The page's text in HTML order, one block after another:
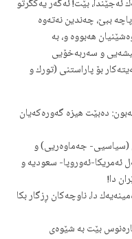
ئه‌جێندا، بێت! ئه‌گه‌ر یه‌كگرتو
ببێ، چه‌ندین نه‌ته‌وه‌
هه‌بووه‌ و، به‌
و سه‌ربه‌خۆیی
بۆ پاراستنی (تورك و
ده‌بێت هیزه‌ گه‌وره‌كه‌یان
(سیاسیی- جه‌ماوه‌ریی) و
ئه‌مریكا-ئه‌وروپا- سعودیه‌ و
دا!
دا، ناوچه‌كان ڕزگار بكا
بێت به‌ شێوه‌ی